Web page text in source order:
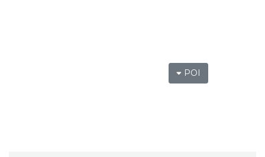
POI